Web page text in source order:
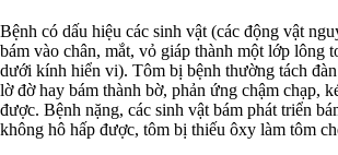
Bệnh có dấu hiệu các sinh vật (các động vật
bám vào chân, mắt, vỏ giáp thành một lớp lông
dưới kính hiển vi). Tôm bị bệnh thường tách
lờ đờ hay bám thành bờ, phản ứng chậm chạp,
được. Bệnh nặng, các sinh vật bám phát triển
không hô hấp được, tôm bị thiếu ôxy làm tôm